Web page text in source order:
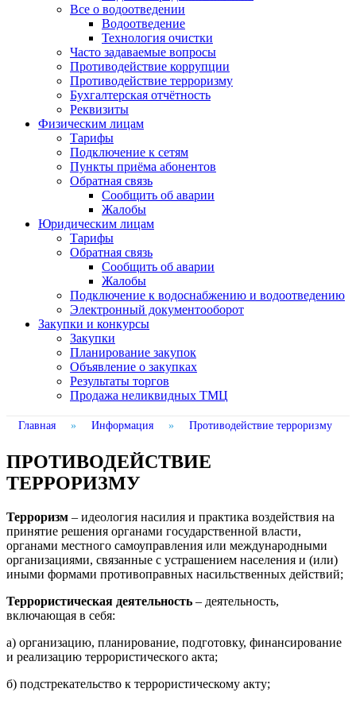
Все о водоотведении
Водоотведение
Технология очистки
Часто задаваемые вопросы
Противодействие коррупции
Противодействие терроризму
Бухгалтерская отчётность
Реквизиты
Физическим лицам
Тарифы
Подключение к сетям
Пункты приёма абонентов
Обратная связь
Сообщить об аварии
Жалобы
Юридическим лицам
Тарифы
Обратная связь
Сообщить об аварии
Жалобы
Подключение к водоснабжению и водоотведению
Электронный документооборот
Закупки и конкурсы
Закупки
Планирование закупок
Объявление о закупках
Результаты торгов
Продажа неликвидных ТМЦ
Главная » Информация » Противодействие терроризму
ПРОТИВОДЕЙСТВИЕ
ТЕРРОРИЗМУ
Терроризм – идеология насилия и практика воздействия на
принятие решения органами государственной власти,
органами местного самоуправления или международными
организациями, связанные с устрашением населения и (или)
иными формами противоправных насильственных действий;
Террористическая деятельность – деятельность,
включающая в себя:
а) организацию, планирование, подготовку, финансирование
и реализацию террористического акта;
б) подстрекательство к террористическому акту;